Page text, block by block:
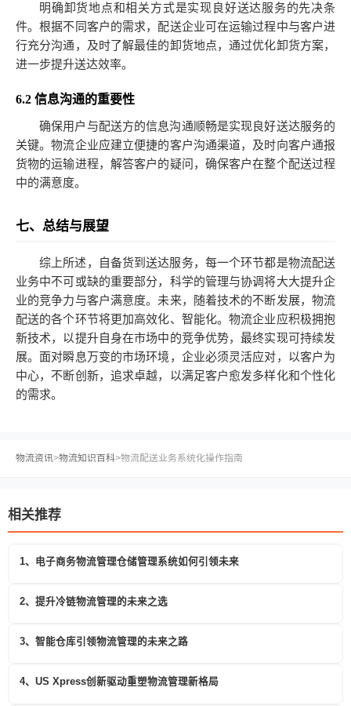
明确卸货地点和相关方式是实现良好送达服务的先决条
件。根据不同客户的需求，配送企业可在运输过程中与客户进
行充分沟通，及时了解最佳的卸货地点，通过优化卸货方案，
进一步提升送达效率。
6.2 信息沟通的重要性
确保用户与配送方的信息沟通顺畅是实现良好送达服务的
关键。物流企业应建立便捷的客户沟通渠道，及时向客户通报
货物的运输进程，解答客户的疑问，确保客户在整个配送过程
中的满意度。
七、总结与展望
综上所述，自备货到送达服务，每一个环节都是物流配送
业务中不可或缺的重要部分，科学的管理与协调将大大提升企
业的竞争力与客户满意度。未来，随着技术的不断发展，物流
配送的各个环节将更加高效化、智能化。物流企业应积极拥抱
新技术，以提升自身在市场中的竞争优势，最终实现可持续发
展。面对瞬息万变的市场环境，企业必须灵活应对，以客户为
中心，不断创新，追求卓越，以满足客户愈发多样化和个性化
的需求。
物流资讯>物流知识百科>物流配送业务系统化操作指南
相关推荐
1、电子商务物流管理仓储管理系统如何引领未来
2、提升冷链物流管理的未来之选
3、智能仓库引领物流管理的未来之路
4、US Xpress创新驱动重塑物流管理新格局